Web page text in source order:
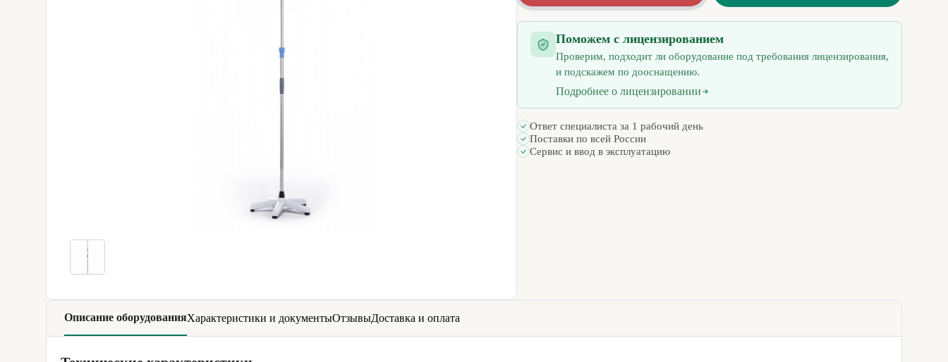
Поможем с лицензированием
Проверим, подходит ли оборудование под требования лицензирования,
и подскажем по дооснащению.
Подробнее о лицензировании
Ответ специалиста за 1 рабочий день
Поставки по всей России
Сервис и ввод в эксплуатацию
Описание оборудованияХарактеристики и документыОтзывыДоставка и оплата